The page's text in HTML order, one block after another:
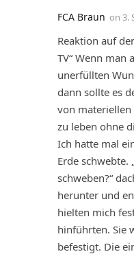
FCA Braun on 3.
Reaktion auf
TV“ Wenn man
unerfüllten
dann sollte es
von materiellen
zu leben ohne
Ich hatte mal
Erde schwebte.
schweben?“
herunter und
hielten mich
hinführten. Sie
befestigt. Die